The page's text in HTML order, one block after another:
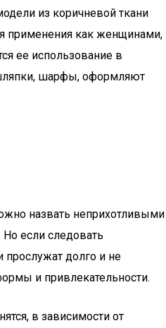
из коричневой ткани
применения как женщинами,
ее использование в
шарфы, оформляют
назвать неприхотливыми
если следовать
долго и не
и привлекательности.
в зависимости от